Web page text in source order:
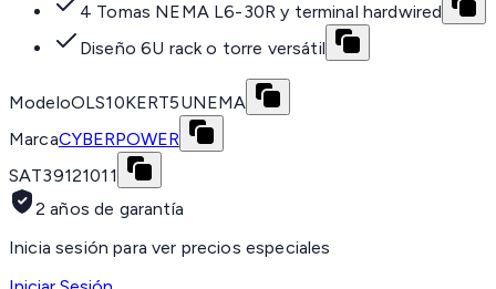
4 Tomas NEMA L6-30R y terminal hardwired
Diseño 6U rack o torre versátil
ModeloOLS10KERT5UNEMA
MarcaCYBERPOWER
SAT39121011
2 años de garantía
Inicia sesión para ver precios especiales